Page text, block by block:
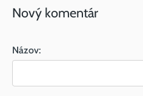
Nový komentár
Názov: